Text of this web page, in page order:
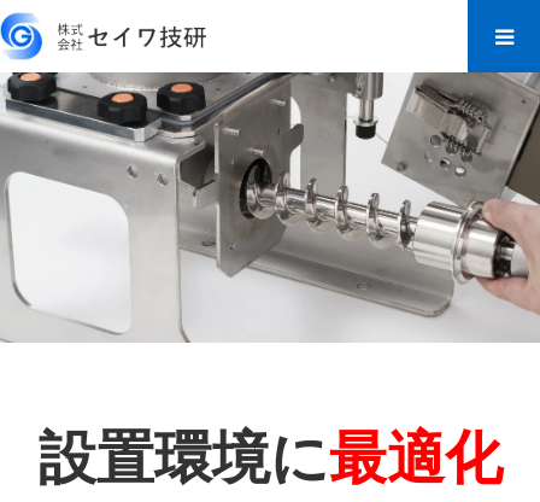
設置環境に最適化